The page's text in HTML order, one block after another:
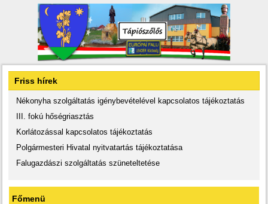
Friss hírek
Nékonyha szolgáltatás igénybevételével kapcsolatos tájékoztatás
III. fokú hőségriasztás
Korlátozással kapcsolatos tájékoztatás
Polgármesteri Hivatal nyitvatartás tájékoztatása
Falugazdászi szolgáltatás szüneteltetése
Főmenü